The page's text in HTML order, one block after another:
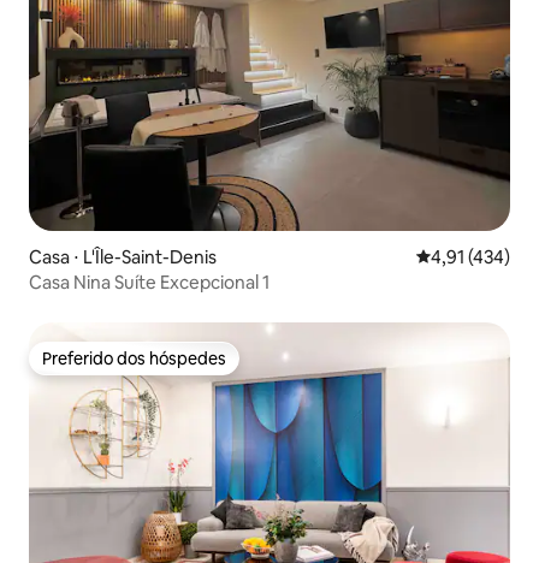
Casa ⋅ L'Île-Saint-Denis 4,91 de uma
4,91 (434)
Casa Nina Suíte Excepcional 1
Preferido dos hóspedes
Preferido dos hóspedes